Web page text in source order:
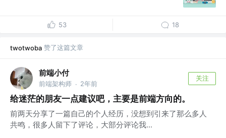
53 18
twotwoba 赞了这篇文章
前端小付
前端架构师 · 2年前
关注
给迷茫的朋友一点建议吧，主要是前端方向的。
前两天分享了一篇自己的个人经历，没想到引来了那么多人
共鸣，很多人留下了评论，大部分评论我...